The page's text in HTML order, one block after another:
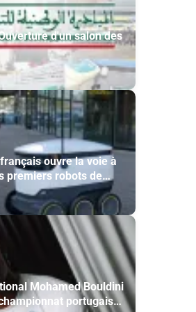
d'un salon des
ouvre la voie à
premiers robots de
Mohamed Bouldini
portugais